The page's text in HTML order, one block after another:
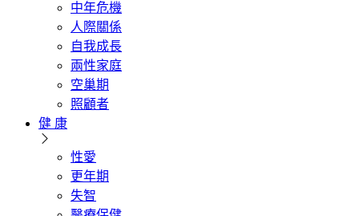
中年危機
人際關係
自我成長
兩性家庭
空巢期
照顧者
健 康
性愛
更年期
失智